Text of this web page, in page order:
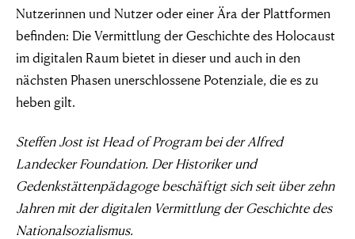
Nutzerinnen und Nutzer oder einer Ära der Plattformen
befinden: Die Vermittlung der Geschichte des Holocaust
im digitalen Raum bietet in dieser und auch in den
nächsten Phasen unerschlossene Potenziale, die es zu
heben gilt.
Steffen Jost ist Head of Program bei der Alfred
Landecker Foundation. Der Historiker und
Gedenkstättenpädagoge beschäftigt sich seit über zehn
Jahren mit der digitalen Vermittlung der Geschichte des
Nationalsozialismus.